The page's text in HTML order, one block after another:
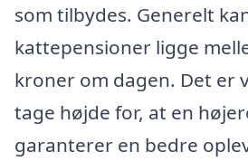
som tilbydes. Generelt
kattepensioner ligge
kroner om dagen. Det er
tage højde for, at en
garanterer en bedre